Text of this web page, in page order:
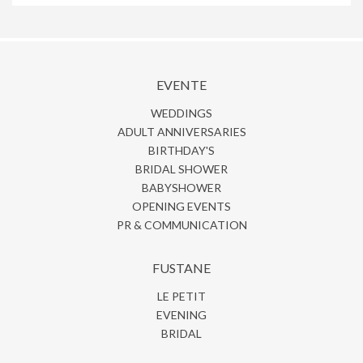
EVENTE
WEDDINGS
ADULT ANNIVERSARIES
BIRTHDAY'S
BRIDAL SHOWER
BABYSHOWER
OPENING EVENTS
PR & COMMUNICATION
FUSTANE
LE PETIT
EVENING
BRIDAL